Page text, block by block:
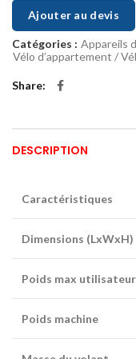
Ajouter au devis
Catégories : Appareils
Vélo d’appartement /
Share
DESCRIPTION
Caractéristiques
Dimensions (LxWxH)
Poids max utilisateur
Poids machine